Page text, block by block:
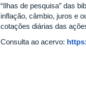
“Ilhas de pesquisa” das
inflação, câmbio, juros e
cotações diárias das
Consulta ao acervo: